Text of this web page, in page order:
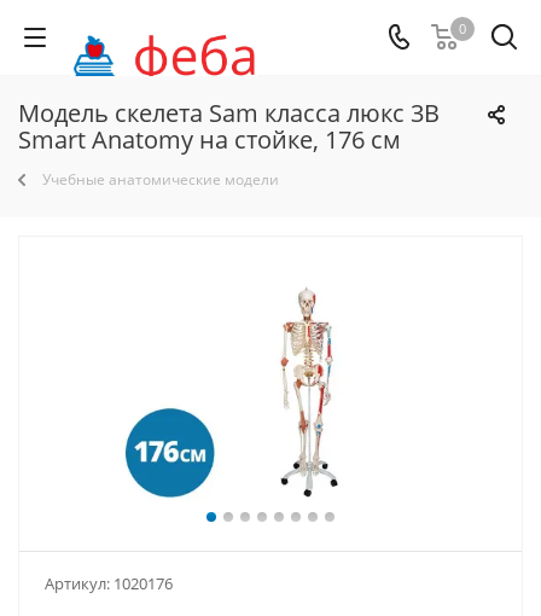
0
Модель скелета Sam класса люкс 3B
Smart Anatomy на стойке, 176 см
Учебные анатомические модели
Артикул: 1020176